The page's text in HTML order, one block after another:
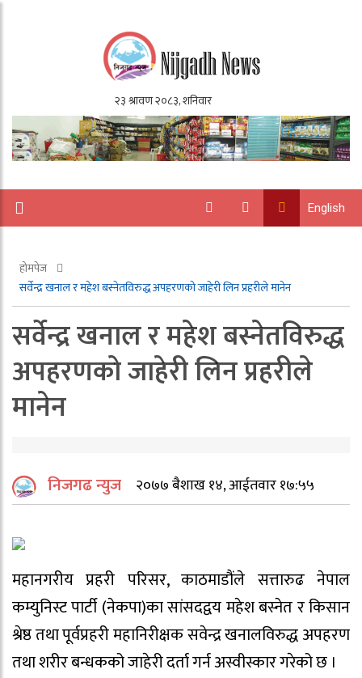
English
होमपेज
सर्वेन्द्र खनाल र महेश बस्नेतविरुद्ध अपहरणको जाहेरी लिन प्रहरीले मानेन
सर्वेन्द्र खनाल र महेश बस्नेतविरुद्ध
अपहरणको जाहेरी लिन प्रहरीले
मानेन
निजगढ न्युज २०७७ बैशाख १४, आईतवार १७:५५
महानगरीय प्रहरी परिसर, काठमाडौंले सत्तारुढ नेपाल
कम्युनिस्ट पार्टी (नेकपा)का सांसदद्वय महेश बस्नेत र किसान
श्रेष्ठ तथा पूर्वप्रहरी महानिरीक्षक सवेन्द्र खनालविरुद्ध अपहरण
तथा शरीर बन्धकको जाहेरी दर्ता गर्न अस्वीस्कार गरेको छ ।